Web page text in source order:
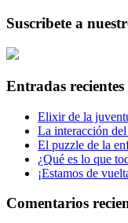
Suscribete a
Entradas recientes
Elixir de la
La interacción
El puzzle de la
¿Qué es lo que
¡Estamos de
Comentarios